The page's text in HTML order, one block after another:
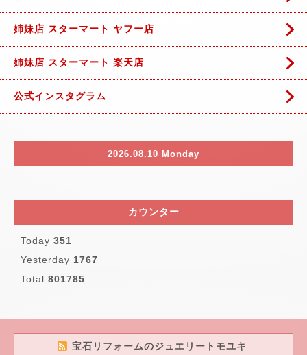
姉妹店 スターマート ヤフー店
姉妹店 スターマート 楽天店
公式インスタグラム
2026.08.10 Monday
カウンター
Today 351
Yesterday 1767
Total 801785
宝石リフォームのジュエリートモユキ